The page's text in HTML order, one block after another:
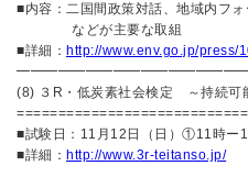
■内容：二国間政策対話、地域内フ
などが主要な取組
■詳細： http://www.env.go.jp/press/
(8) ３R・低炭素社会検定 ～持続可
■試験日：11月12日（日）①11時
■詳細： http://www.3r-teitanso.jp/